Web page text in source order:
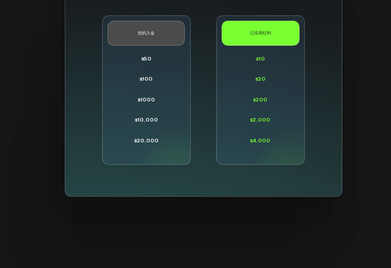
您的入金
$50
$100
$1000
$10,000
$20,000
已应用红利
$10
$20
$200
$2,000
$4,000